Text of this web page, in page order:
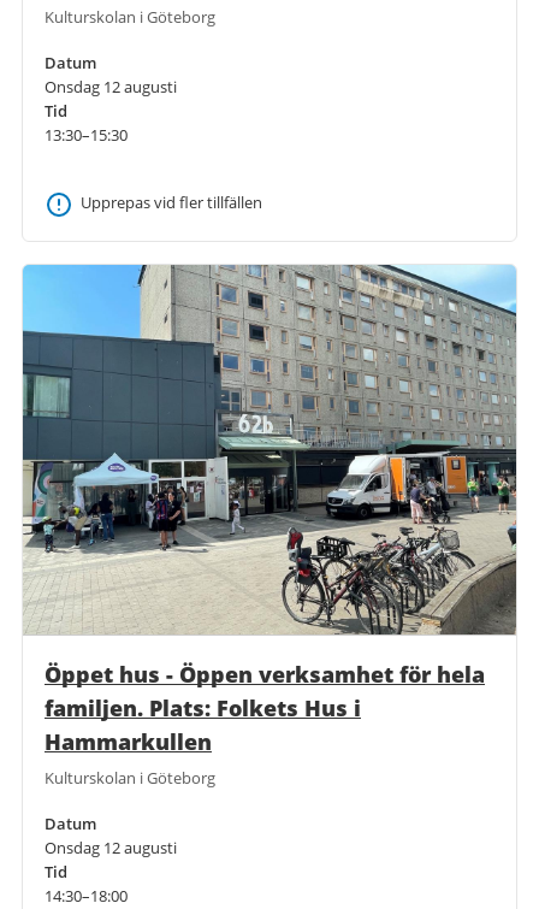
Kulturskolan i Göteborg
Datum
Onsdag 12 augusti
Tid
13:30–15:30
Upprepas vid fler tillfällen
Öppet hus - Öppen verksamhet för hela
familjen. Plats: Folkets Hus i
Hammarkullen
Kulturskolan i Göteborg
Datum
Onsdag 12 augusti
Tid
14:30–18:00